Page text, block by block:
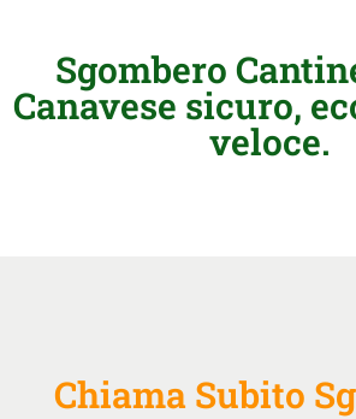
Sgombero
Canavese sicuro,
veloce.
Chiama Subito